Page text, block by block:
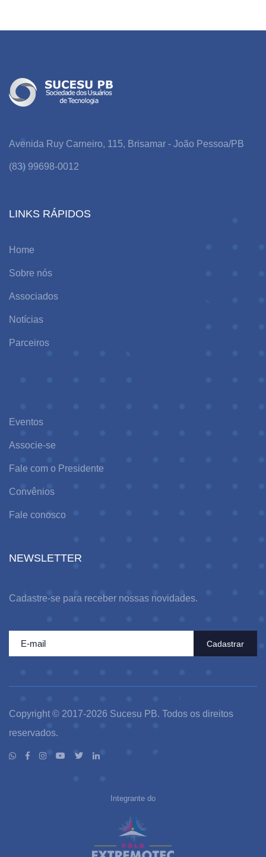
Avenida Ruy Carneiro, 115, Brisamar - João Pessoa/PB
(83) 99698-0012
LINKS RÁPIDOS
Home
Sobre nós
Associados
Notícias
Parceiros
Eventos
Associe-se
Fale com o Presidente
Convênios
Fale conosco
NEWSLETTER
Cadastre-se para receber nossas novidades.
Cadastrar
Copyright © 2017-2026 Sucesu PB. Todos os direitos
reservados.
Integrante do